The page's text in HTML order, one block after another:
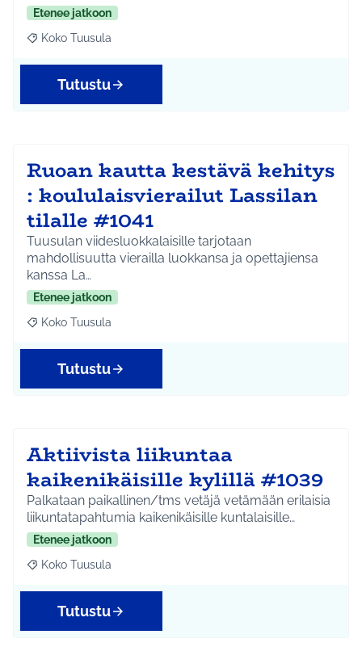
Etenee jatkoon
Rajaa tulokset aihepiirin mukaan: Koko Tuusula
Koko Tuusula
Tutustu
Ruoan kautta kestävä kehitys
: koululaisvierailut Lassilan
tilalle #1041
Tuusulan viidesluokkalaisille tarjotaan
mahdollisuutta vierailla luokkansa ja opettajiensa
kanssa La…
Etenee jatkoon
Rajaa tulokset aihepiirin mukaan: Koko Tuusula
Koko Tuusula
Tutustu
Aktiivista liikuntaa
kaikenikäisille kylillä #1039
Palkataan paikallinen/tms vetäjä vetämään erilaisia
liikuntatapahtumia kaikenikäisille kuntalaisille…
Etenee jatkoon
Rajaa tulokset aihepiirin mukaan: Koko Tuusula
Koko Tuusula
Tutustu